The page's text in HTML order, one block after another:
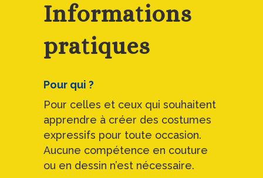
Informations
pratiques
Pour qui ?
Pour celles et ceux qui souhaitent
apprendre à créer des costumes
expressifs pour toute occasion.
Aucune compétence en couture
ou en dessin n’est nécessaire.